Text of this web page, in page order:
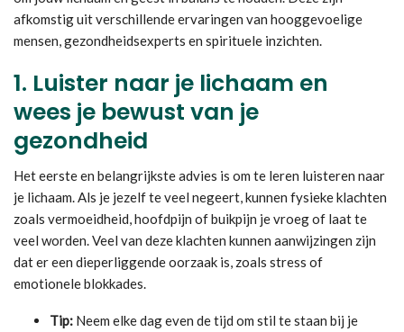
afkomstig uit verschillende ervaringen van hooggevoelige
mensen, gezondheidsexperts en spirituele inzichten.
1. Luister naar je lichaam en
wees je bewust van je
gezondheid
Het eerste en belangrijkste advies is om te leren luisteren naar
je lichaam. Als je jezelf te veel negeert, kunnen fysieke klachten
zoals vermoeidheid, hoofdpijn of buikpijn je vroeg of laat te
veel worden. Veel van deze klachten kunnen aanwijzingen zijn
dat er een dieperliggende oorzaak is, zoals stress of
emotionele blokkades.
Tip: Neem elke dag even de tijd om stil te staan bij je